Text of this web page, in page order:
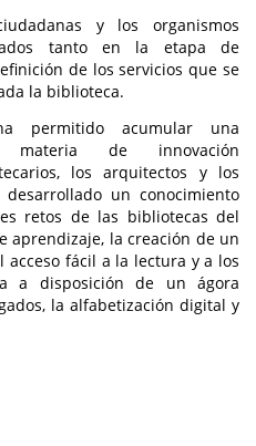
y los organismos
tanto en la etapa de
de los servicios que se
la biblioteca.
permitido acumular una
de innovación
los arquitectos y los
un conocimiento
retos de las bibliotecas del
aprendizaje, la creación de un
fácil a la lectura y a los
a disposición de un ágora
la alfabetización digital y